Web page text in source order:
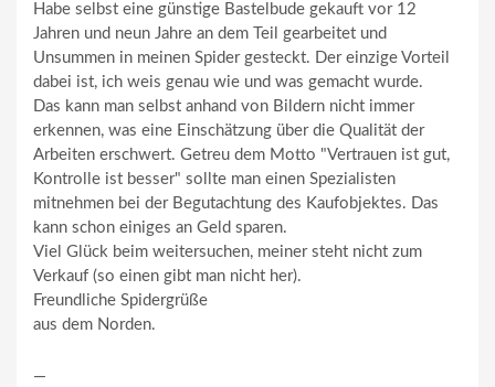
Habe selbst eine günstige Bastelbude gekauft vor 12
Jahren und neun Jahre an dem Teil gearbeitet und
Unsummen in meinen Spider gesteckt. Der einzige Vorteil
dabei ist, ich weis genau wie und was gemacht wurde.
Das kann man selbst anhand von Bildern nicht immer
erkennen, was eine Einschätzung über die Qualität der
Arbeiten erschwert. Getreu dem Motto "Vertrauen ist gut,
Kontrolle ist besser" sollte man einen Spezialisten
mitnehmen bei der Begutachtung des Kaufobjektes. Das
kann schon einiges an Geld sparen.
Viel Glück beim weitersuchen, meiner steht nicht zum
Verkauf (so einen gibt man nicht her).
Freundliche Spidergrüße
aus dem Norden.
—